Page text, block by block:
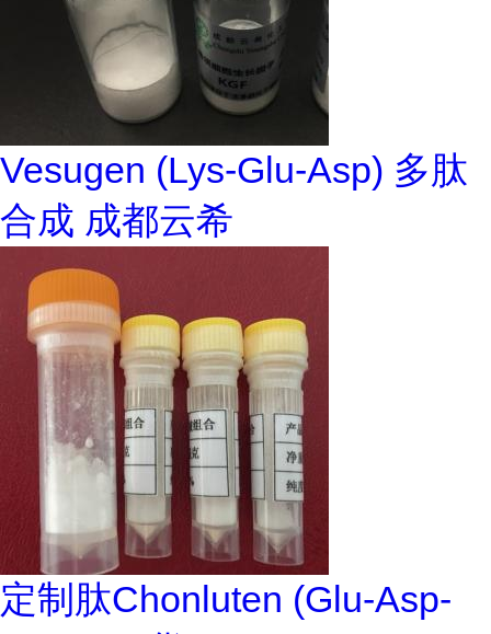
Vesugen (Lys-Glu-Asp) 多肽
合成 成都云希
定制肽Chonluten (Glu-Asp-